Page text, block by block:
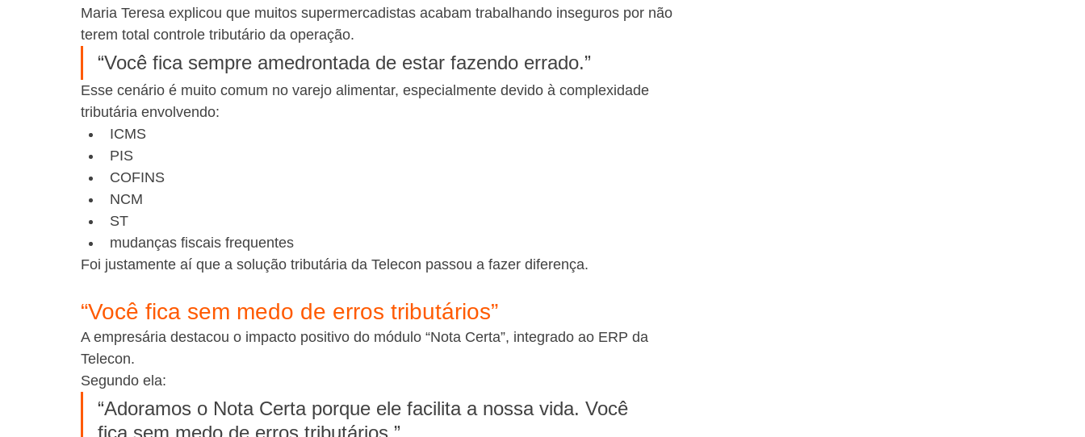
Maria Teresa explicou que muitos supermercadistas acabam trabalhando inseguros por não
terem total controle tributário da operação.
“Você fica sempre amedrontada de estar fazendo errado.”
Esse cenário é muito comum no varejo alimentar, especialmente devido à complexidade
tributária envolvendo:
ICMS
PIS
COFINS
NCM
ST
mudanças fiscais frequentes
Foi justamente aí que a solução tributária da Telecon passou a fazer diferença.
“Você fica sem medo de erros tributários”
A empresária destacou o impacto positivo do módulo “Nota Certa”, integrado ao ERP da
Telecon.
Segundo ela:
“Adoramos o Nota Certa porque ele facilita a nossa vida. Você
fica sem medo de erros tributários.”